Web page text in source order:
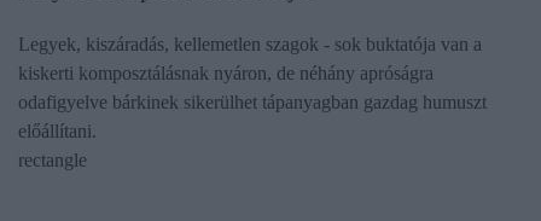
Legyek, kiszáradás, kellemetlen szagok - sok buktatója van a
kiskerti komposztálásnak nyáron, de néhány apróságra
odafigyelve bárkinek sikerülhet tápanyagban gazdag humuszt
előállítani.
rectangle